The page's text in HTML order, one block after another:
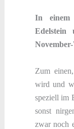
In einem
Edelstein
Zum
wird und
speziell im
sonst
zwar noch